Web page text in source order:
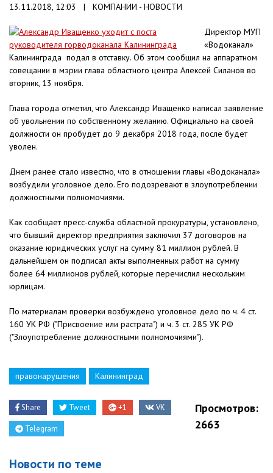
13.11.2018, 12:03 | КОМПАНИИ - НОВОСТИ
Директор МУП
«Водоканал»
Калининграда подал в отставку. Об этом сообщил на аппаратном
совещании в мэрии глава областного центра Алексей Силанов во
вторник, 13 ноября.
Глава города отметил, что Александр Иващенко написал заявление
об увольнении по собственному желанию. Официально на своей
должности он пробудет до 9 декабря 2018 года, после будет
уволен.
Днем ранее стало известно, что в отношении главы «Водоканала»
возбудили уголовное дело. Его подозревают в злоупотреблении
должностными полномочиями.
Как сообщает пресс-служба областной прокуратуры, установлено,
что бывший директор предприятия заключил 37 договоров на
оказание юридических услуг на сумму 81 миллион рублей. В
дальнейшем он подписал акты выполненных работ на сумму
более 64 миллионов рублей, которые перечислил нескольким
юрлицам.
По материалам проверки возбуждено уголовное дело по ч. 4 ст.
160 УК РФ ("Присвоение или растрата") и ч. 3 ст. 285 УК РФ
("Злоупотребление должностными полномочиями").
правонарушения Калининград
Share Tweet +1 VK
Telegram
Просмотров:
2663
Новости по теме